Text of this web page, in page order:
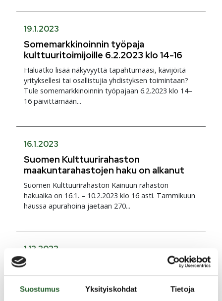
Suostumus Yksityiskohdat Tietoja
19.1.2023
Somemarkkinoinnin työpaja
kulttuuritoimijoille 6.2.2023 klo 14-16
Haluatko lisää näkyvyyttä tapahtumaasi, kävijöitä
yrityksellesi tai osallistujia yhdistyksen toimintaan?
Tule somemarkkinoinnin työpajaan 6.2.2023 klo 14–
16 päivittämään...
16.1.2023
Suomen Kulttuurirahaston
maakuntarahastojen haku on alkanut
Suomen Kulttuurirahaston Kainuun rahaston
hakuaika on 16.1. – 10.2.2023 klo 16 asti. Tammikuun
haussa apurahoina jaetaan 270...
1.12.2022
Ensi kesän LankaFestin edullinen early
bird lippu myynnissä joulukuun
Ensi kesän 30.6.-1.7.2023 LankaFestin 2 päivän